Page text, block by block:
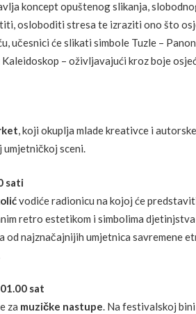
koncept opuštenog slikanja,
osloboditi stresa te izraziti ono što
učesnici će slikati simbole Tuzle –
– oživljavajući kroz boje
, koji okuplja mlade kreativce i
sceni.
sati
vodiće radionicu na kojoj će
retro estetikom i simbolima
najznačajnijih umjetnica savremene
sat
za muzičke nastupe. Na festivalskoj